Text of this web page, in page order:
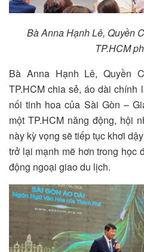
Bà Anna Hạnh Lê, Quyền
TP.HCM
Bà Anna Hạnh Lê, Quyền
TP.HCM chia sẻ, áo dài chính
nối tinh hoa của Sài Gòn –
một TP.HCM năng động, hội
này kỳ vọng sẽ tiếp tục khơi
trở lại mạnh mẽ hơn trong học
động ngoại giao du lịch.